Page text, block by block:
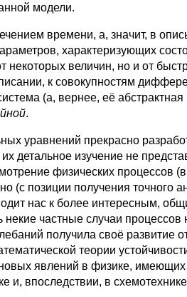
модели.
времени, а, значит, в
характеризующих
некоторых величин, но и от
к совокупностям
(а, вернее, её
.
уравнений прекрасно
детальное изучение не
физических процессов
(с позиции получения точного
нас к более интересным,
частные случаи
получила своё развитие
теории
явлений в физике, имеющих
и, впоследствии, в